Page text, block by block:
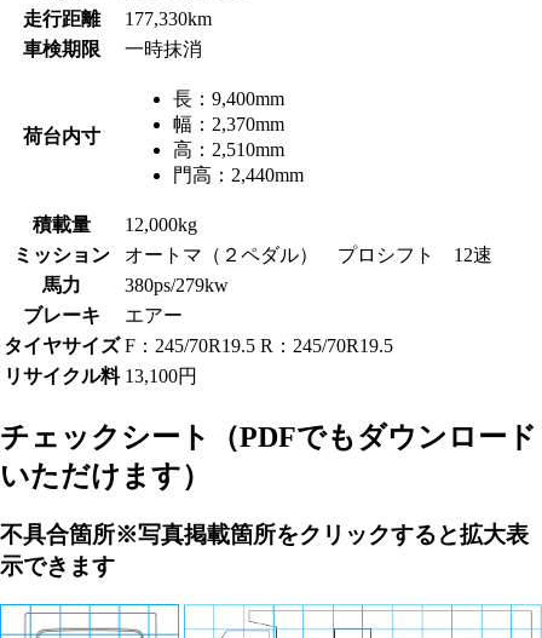
走行距離
177,330km
車検期限
一時抹消
荷台内寸
長： 9,400mm
幅： 2,370mm
高： 2,510mm
門高： 2,440mm
積載量
12,000kg
ミッション
オートマ（２ペダル） プロシフト 12速
馬力
380ps/279kw
ブレーキ
エアー
タイヤサイズ F：245/70R19.5 R：245/70R19.5
リサイクル料 13,100円
チェックシート
（PDFでもダウンロード
いただけます）
不具合箇所※写真掲載箇所をクリックすると拡大表
示できます